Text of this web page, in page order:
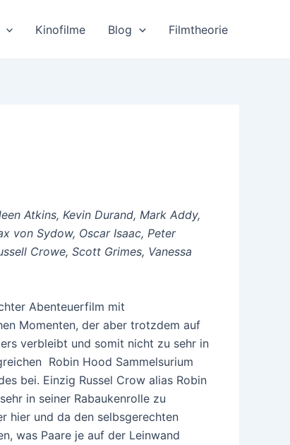
Kinofilme Blog Filmtheorie
Atkins, Kevin Durand, Mark Addy,
von Sydow, Oscar Isaac, Peter
Crowe, Scott Grimes, Vanessa
Abenteuerfilm mit
Momenten, der aber trotzdem auf
verbleibt und somit nicht zu sehr in
Robin Hood Sammelsurium
bei. Einzig Russel Crow alias Robin
in seiner Rabaukenrolle zu
hier und da den selbsgerechten
was Paare je auf der Leinwand